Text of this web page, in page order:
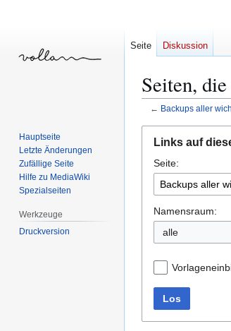
Seiten,
← Backups aller
Navigation
springen
Suche
springen
Links auf
Seite:
Namensraum:
alle
Los
Seite Diskussion
Hauptseite
Letzte Änderungen
Zufällige Seite
Hilfe zu MediaWiki
Spezialseiten
Werkzeuge
Druckversion